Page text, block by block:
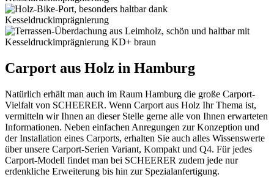
Carport aus Holz in Hamburg
Natürlich erhält man auch im Raum Hamburg die große Carport-
Vielfalt von SCHEERER. Wenn Carport aus Holz Ihr Thema ist,
vermitteln wir Ihnen an dieser Stelle gerne alle von Ihnen erwarteten
Informationen. Neben einfachen Anregungen zur Konzeption und
der Installation eines Carports, erhalten Sie auch alles Wissenswerte
über unsere Carport-Serien Variant, Kompakt und Q4. Für jedes
Carport-Modell findet man bei SCHEERER zudem jede nur
erdenkliche Erweiterung bis hin zur Spezialanfertigung.